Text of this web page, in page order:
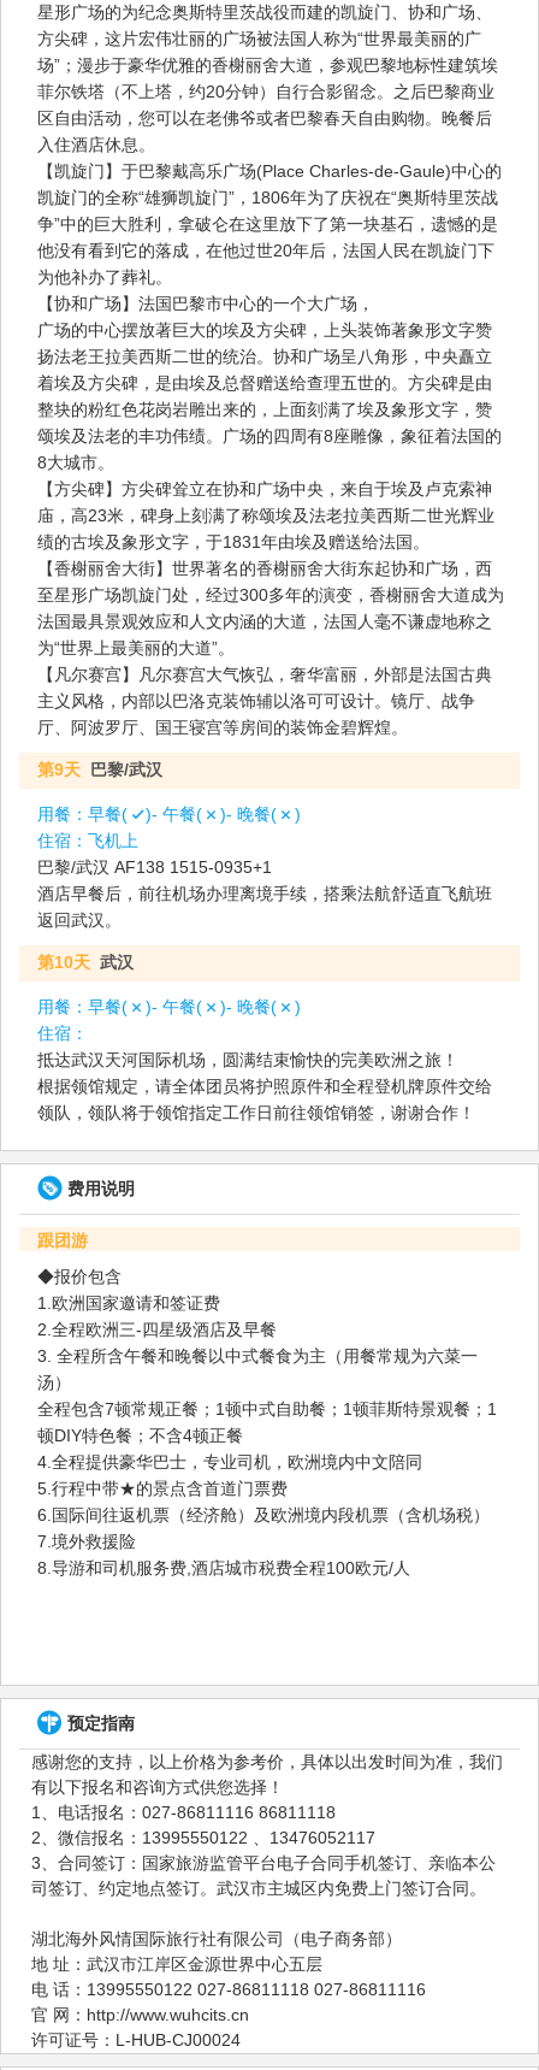
星形广场的为纪念奥斯特里茨战役而建的凯旋门、协和广场、
方尖碑，这片宏伟壮丽的广场被法国人称为“世界最美丽的广
场”；漫步于豪华优雅的香榭丽舍大道，参观巴黎地标性建筑埃
菲尔铁塔（不上塔，约20分钟）自行合影留念。之后巴黎商业
区自由活动，您可以在老佛爷或者巴黎春天自由购物。晚餐后
入住酒店休息。
【凯旋门】于巴黎戴高乐广场(Place Charles-de-Gaule)中心的
凯旋门的全称“雄狮凯旋门”，1806年为了庆祝在“奥斯特里茨战
争”中的巨大胜利，拿破仑在这里放下了第一块基石，遗憾的是
他没有看到它的落成，在他过世20年后，法国人民在凯旋门下
为他补办了葬礼。
【协和广场】法国巴黎市中心的一个大广场，
广场的中心摆放著巨大的埃及方尖碑，上头装饰著象形文字赞
扬法老王拉美西斯二世的统治。协和广场呈八角形，中央矗立
着埃及方尖碑，是由埃及总督赠送给查理五世的。方尖碑是由
整块的粉红色花岗岩雕出来的，上面刻满了埃及象形文字，赞
颂埃及法老的丰功伟绩。广场的四周有8座雕像，象征着法国的
8大城市。
【方尖碑】方尖碑耸立在协和广场中央，来自于埃及卢克索神
庙，高23米，碑身上刻满了称颂埃及法老拉美西斯二世光辉业
绩的古埃及象形文字，于1831年由埃及赠送给法国。
【香榭丽舍大街】世界著名的香榭丽舍大街东起协和广场，西
至星形广场凯旋门处，经过300多年的演变，香榭丽舍大道成为
法国最具景观效应和人文内涵的大道，法国人毫不谦虚地称之
为“世界上最美丽的大道”。
【凡尔赛宫】凡尔赛宫大气恢弘，奢华富丽，外部是法国古典
主义风格，内部以巴洛克装饰辅以洛可可设计。镜厅、战争
厅、阿波罗厅、国王寝宫等房间的装饰金碧辉煌。
第9天 巴黎/武汉
用餐： 早餐( )- 午餐( )- 晚餐(
)
住宿： 飞机上
巴黎/武汉 AF138 1515-0935+1
酒店早餐后，前往机场办理离境手续，搭乘法航舒适直飞航班
返回武汉。
第10天 武汉
用餐： 早餐( )- 午餐( )- 晚餐(
)
住宿：
抵达武汉天河国际机场，圆满结束愉快的完美欧洲之旅！
根据领馆规定，请全体团员将护照原件和全程登机牌原件交给
领队，领队将于领馆指定工作日前往领馆销签，谢谢合作！
费用说明
跟团游
◆报价包含
1.欧洲国家邀请和签证费
2.全程欧洲三-四星级酒店及早餐
3. 全程所含午餐和晚餐以中式餐食为主（用餐常规为六菜一
汤）
全程包含7顿常规正餐；1顿中式自助餐；1顿菲斯特景观餐；1
顿DIY特色餐；不含4顿正餐
4.全程提供豪华巴士，专业司机，欧洲境内中文陪同
5.行程中带★的景点含首道门票费
6.国际间往返机票（经济舱）及欧洲境内段机票（含机场税）
7.境外救援险
8.导游和司机服务费,酒店城市税费全程100欧元/人
预定指南
感谢您的支持，以上价格为参考价，具体以出发时间为准，我们
有以下报名和咨询方式供您选择！
1、电话报名：027-86811116 86811118
2、微信报名：13995550122 、13476052117
3、合同签订：国家旅游监管平台电子合同手机签订、亲临本公
司签订、约定地点签订。武汉市主城区内免费上门签订合同。
湖北海外风情国际旅行社有限公司（电子商务部）
地 址：武汉市江岸区金源世界中心五层
电 话：13995550122 027-86811118 027-86811116
官 网：http://www.wuhcits.cn
许可证号：L-HUB-CJ00024